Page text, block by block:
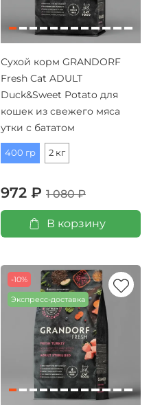
Сухой корм GRANDORF
Fresh Cat ADULT
Duck&Sweet Potato для
кошек из свежего мяса
утки с бататом
400 гр 2 кг
972 ₽ 1 080 ₽
В корзину
-10%
Экспресс-доставка